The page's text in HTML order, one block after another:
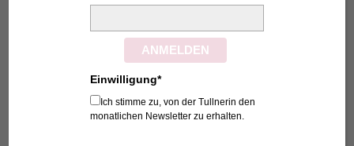
ANMELDEN
Einwilligung*
Ich stimme zu, von der Tullnerin den
monatlichen Newsletter zu erhalten.